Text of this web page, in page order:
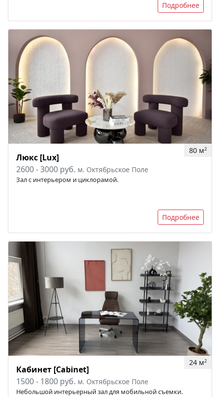
Подробнее
80 м2
Люкс [Lux]
2600 - 3000 руб. м. Октябрьское Поле
Зал с интерьером и циклорамой.
Подробнее
24 м2
Кабинет [Cabinet]
1500 - 1800 руб. м. Октябрьское Поле
Небольшой интерьерный зал для мобильной съемки.